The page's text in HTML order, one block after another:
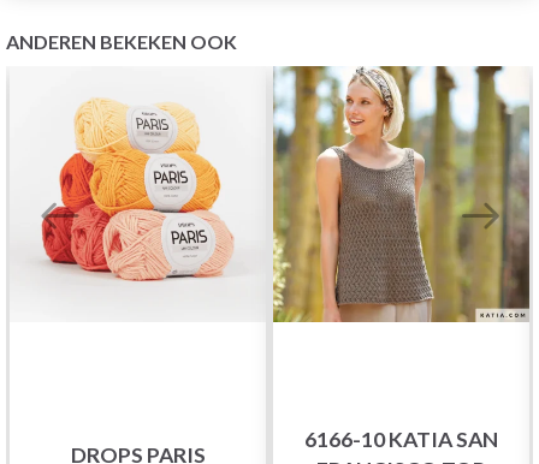
ANDEREN BEKEKEN OOK
DROPS PARIS
6166-10 KATIA SAN